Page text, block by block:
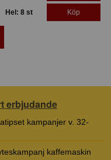
Hel: 8 st Köp
erbjudande
kampanjer v. 32-
kaffemaskin